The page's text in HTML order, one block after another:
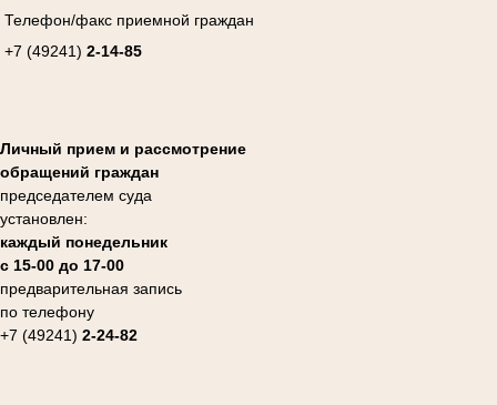
Телефон/факс приемной граждан
+7 (49241) 2-14-85
Личный прием и рассмотрение
обращений граждан
председателем суда
установлен:
каждый понедельник
с 15-00 до 17-00
предварительная запись
по телефону
+7 (49241) 2-24-82